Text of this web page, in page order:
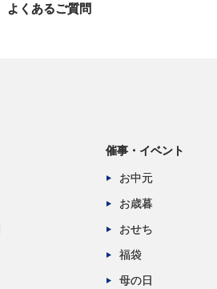
よくあるご質問
催事・イベント
お中元
お歳暮
おせち
福袋
母の日